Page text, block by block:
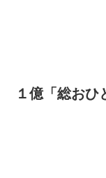
１億「総おひ